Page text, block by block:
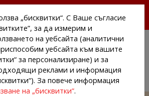
И КОМПАНИИТЕ
„бисквитки“. С Ваше съгласие
за да измерим и
на уебсайта (аналитични
уебсайта към вашите
за персонализиране) и за
реклами и информация
За повече информация
на „бисквитки”.